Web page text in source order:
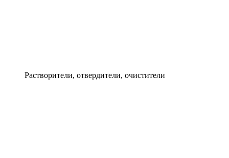
Растворители, отвердители, очистители